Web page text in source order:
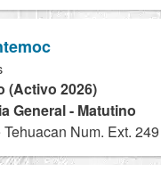
(Activo 2026)
General - Matutino
Num. Ext. 249